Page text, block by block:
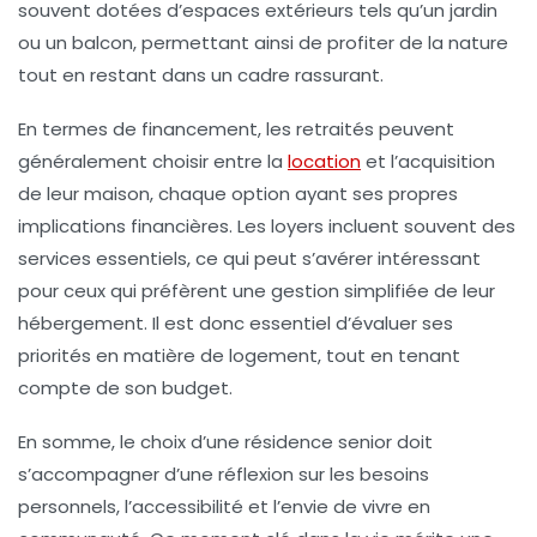
souvent dotées d’espaces extérieurs tels qu’un jardin
ou un balcon, permettant ainsi de profiter de la nature
tout en restant dans un cadre rassurant.
En termes de financement, les retraités peuvent
généralement choisir entre la locationet l’acquisition
de leurmaison, chaque option ayant ses propres
implications financières. Les loyers incluent souvent des
services essentiels, ce qui peut s’avérer intéressant
pour ceux qui préfèrent une gestion simplifiée de leur
hébergement. Il est donc essentiel d’évaluer ses
priorités en matière de logement, tout en tenant
compte de son budget.
En somme, le choix d’une résidence senior doit
s’accompagner d’une réflexion sur les besoins
personnels, l’accessibilité et l’envie de vivre en